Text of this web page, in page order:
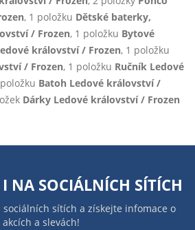
, 1 položku Dětské baterky,
/ Frozen, 1 položku Bytové
království / Frozen, 1 položku
/ Frozen, 1 položku Ručník Ledové
Batoh Ledové království /
Dárky Ledové království / Frozen
I NA SOCIÁLNÍCH SÍTÍCH
sítích a získejte infomace o
akcích a slevách!